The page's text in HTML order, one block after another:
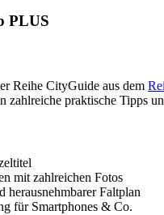
PLUS
Reihe CityGuide aus dem
zahlreiche praktische Tipps
mit zahlreichen Fotos
herausnehmbarer Faltplan
für Smartphones & Co.